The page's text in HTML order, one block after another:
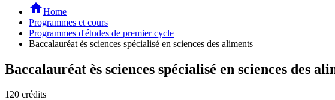
homeHome
Programmes et cours
Programmes d'études de premier cycle
Baccalauréat ès sciences spécialisé en sciences des aliments
Baccalauréat ès sciences spécialisé en sciences des
120 crédits